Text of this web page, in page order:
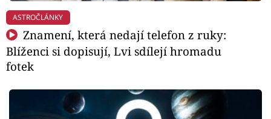
ASTROČLÁNKY
Znamení, která nedají telefon z ruky:
Blíženci si dopisují, Lvi sdílejí hromadu
fotek